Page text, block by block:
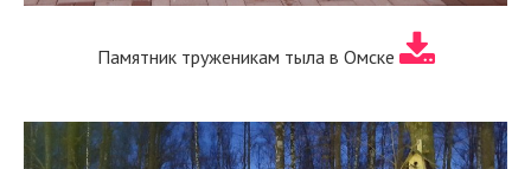
Памятник труженикам тыла в Омске